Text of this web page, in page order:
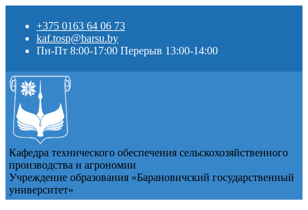
+375 0163 64 06 73
kaf.tosp@barsu.by
Пн-Пт 8:00-17:00 Перерыв 13:00-14:00
Кафедра технического обеспечения сельскохозяйственного
производства и агрономии
Учреждение образования «Барановичский государственный
университет»